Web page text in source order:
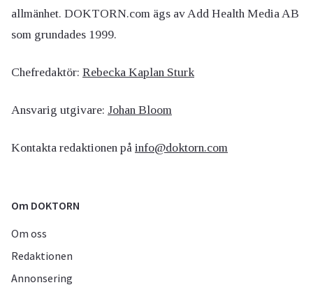
allmänhet. DOKTORN.com ägs av Add Health Media AB
som grundades 1999.
Chefredaktör: Rebecka Kaplan Sturk
Ansvarig utgivare: Johan Bloom
Kontakta redaktionen på info@doktorn.com
Om DOKTORN
Om oss
Redaktionen
Annonsering